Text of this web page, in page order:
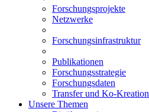
Forschungsprojekte
Netzwerke
Forschungsinfrastruktur
Publikationen
Forschungsstrategie
Forschungsdaten
Transfer und Ko-Kreation
Unsere Themen